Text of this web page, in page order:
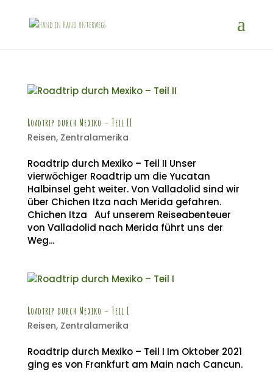
Roadtrip durch Mexiko – Teil II
Reisen, Zentralamerika
Roadtrip durch Mexiko – Teil II Unser
vierwöchiger Roadtrip um die Yucatan
Halbinsel geht weiter. Von Valladolid sind wir
über Chichen Itza nach Merida gefahren.
Chichen Itza Auf unserem Reiseabenteuer
von Valladolid nach Merida führt uns der
Weg...
Roadtrip durch Mexiko – Teil I
Reisen, Zentralamerika
Roadtrip durch Mexiko – Teil I Im Oktober 2021
ging es von Frankfurt am Main nach Cancun.